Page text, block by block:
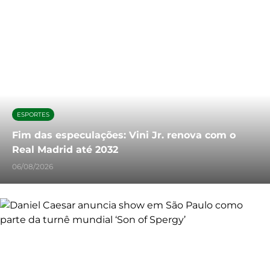
ESPORTES
Fim das especulações: Vini Jr. renova com o
Real Madrid até 2032
06/08/2026